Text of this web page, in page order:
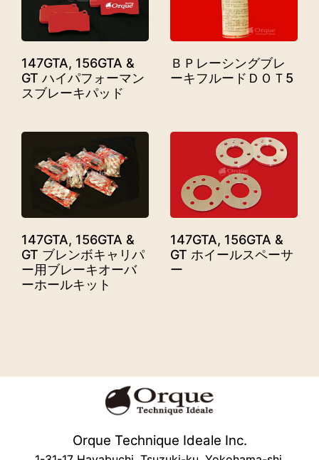
147GTA, 156GTA &
GT ハイパフォーマン
スブレーキパッド
ＢＰレーシングブレ
ーキフルードＤＯＴ5
147GTA, 156GTA &
GT ブレンボキャリパ
ー用ブレーキオーバ
ーホールキット
147GTA, 156GTA &
GT ホイールスペーサ
ー
Orque Technique Ideale Inc.